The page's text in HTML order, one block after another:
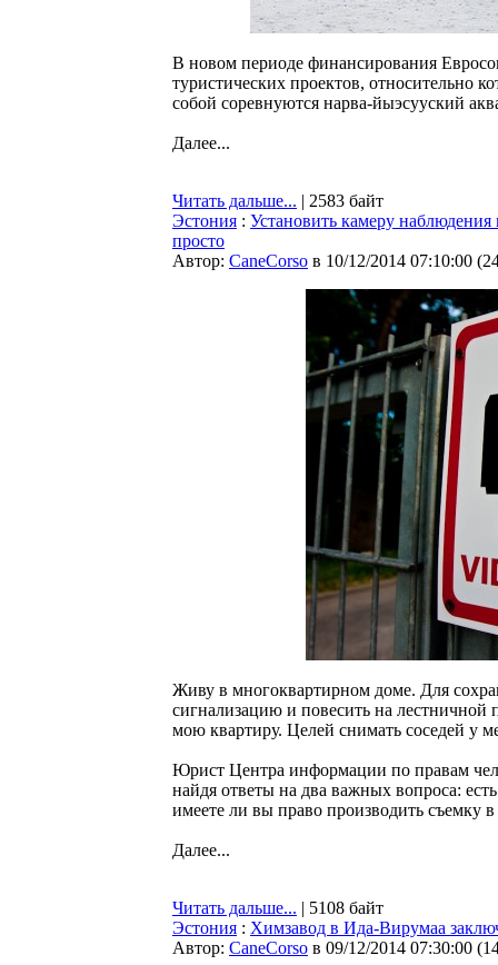
В новом периоде финансирования
туристических проектов, относительно
собой соревнуются нарва-йыэсууский
Далее...
Читать дальше... | 2583 байт
Эстония : Установить камеру наблюдения
просто
Автор: CaneCorso в 10/12/2014 07:10:00 (
Живу в многоквартирном доме. Для
сигнализацию и повесить на лестничной
мою квартиру. Целей снимать соседей у
Юрист Центра информации по правам
найдя ответы на два важных вопроса:
имеете ли вы право производить съемку
Далее...
Читать дальше... | 5108 байт
Эстония : Химзавод в Ида-Вирумаа
Автор: CaneCorso в 09/12/2014 07:30:00 (